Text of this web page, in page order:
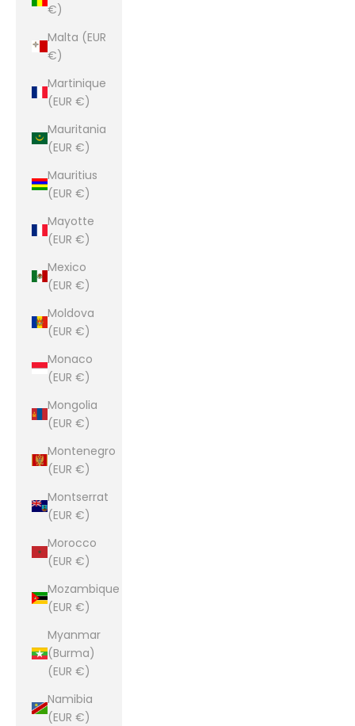
€)
Malta (EUR
€)
Martinique
(EUR €)
Mauritania
(EUR €)
Mauritius
(EUR €)
Mayotte
(EUR €)
Mexico
(EUR €)
Moldova
(EUR €)
Monaco
(EUR €)
Mongolia
(EUR €)
Montenegro
(EUR €)
Montserrat
(EUR €)
Morocco
(EUR €)
Mozambique
(EUR €)
Myanmar
(Burma)
(EUR €)
Namibia
(EUR €)